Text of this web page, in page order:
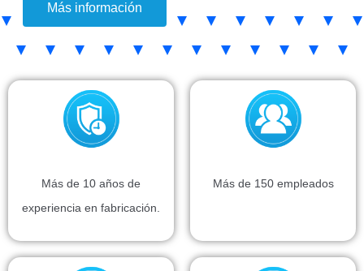
Más información
Más de 10 años de
experiencia en fabricación.
Más de 150 empleados